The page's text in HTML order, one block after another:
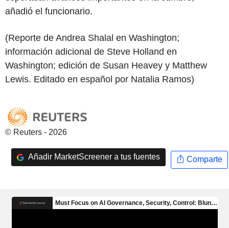
añadió el funcionario.
(Reporte de Andrea Shalal en Washington;
información adicional de Steve Holland en
Washington; edición de Susan Heavey y Matthew
Lewis. Editado en español por Natalia Ramos)
© Reuters - 2026
Añadir MarketScreener a tus fuentes Comparte